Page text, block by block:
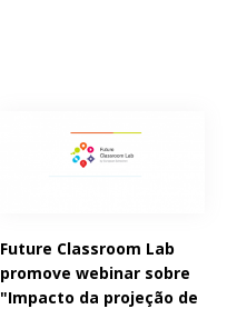
Future Classroom Lab
promove webinar sobre
"Impacto da projeção de